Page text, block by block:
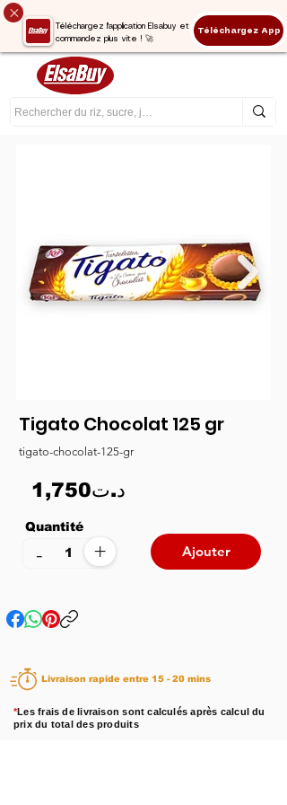
Téléchargez l'application Elsabuy et
commandez plus vite ! 🚀
Téléchargez App
Tigato Chocolat 125 gr
tigato-chocolat-125-gr
1,750د.ت
Quantité
+
- Ajouter
Livraison rapide entre 15 - 20 mins
*Les frais de livraison sont calculés après calcul du
prix du total des produits